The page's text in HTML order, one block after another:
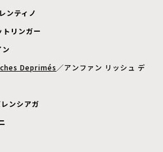
ンティノ
トリンガー
ン
Deprimés ／アンファン リッシュ デ
レンシアガ